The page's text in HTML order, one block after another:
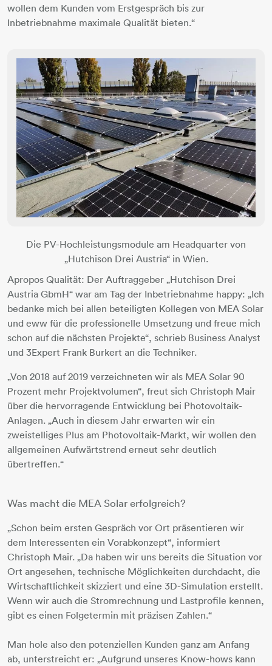
wollen dem Kunden vom Erstgespräch bis zur
Inbetriebnahme maximale Qualität bieten.“
Die PV-Hochleistungsmodule am Headquarter von
„Hutchison Drei Austria“ in Wien.
Apropos Qualität: Der Auftraggeber „Hutchison Drei
Austria GbmH“ war am Tag der Inbetriebnahme happy: „Ich
bedanke mich bei allen beteiligten Kollegen von MEA Solar
und eww für die professionelle Umsetzung und freue mich
schon auf die nächsten Projekte“, schrieb Business Analyst
und 3Expert Frank Burkert an die Techniker.
„Von 2018 auf 2019 verzeichneten wir als MEA Solar 90
Prozent mehr Projektvolumen“, freut sich Christoph Mair
über die hervorragende Entwicklung bei Photovoltaik-
Anlagen. „Auch in diesem Jahr erwarten wir ein
zweistelliges Plus am Photovoltaik-Markt, wir wollen den
allgemeinen Aufwärtstrend erneut sehr deutlich
übertreffen.“
Was macht die MEA Solar erfolgreich?
„Schon beim ersten Gespräch vor Ort präsentieren wir
dem Interessenten ein Vorabkonzept“, informiert
Christoph Mair. „Da haben wir uns bereits die Situation vor
Ort angesehen, technische Möglichkeiten durchdacht, die
Wirtschaftlichkeit skizziert und eine 3D-Simulation erstellt.
Wenn wir auch die Stromrechnung und Lastprofile kennen,
gibt es einen Folgetermin mit präzisen Zahlen.“
Man hole also den potenziellen Kunden ganz am Anfang
ab, unterstreicht er: „Aufgrund unseres Know-hows kann